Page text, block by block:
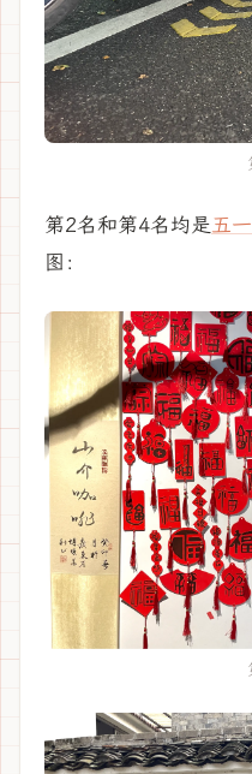
第2名和第4名均是五
图：